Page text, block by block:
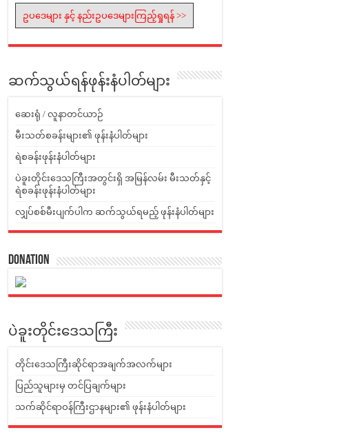
ဥပဒေများ နှင့် နည်းဥပဒေများကြည့်ရှုရန် >>
ဆက်သွယ်ရန်ဖုန်းနံပါတ်များ
ဆေးရုံ / လူနာတင်ယာဉ်
မီးသတ်စခန်းများ၏ ဖုန်းနံပါတ်များ
ရဲစခန်းဖုန်းနံပါတ်များ
ပဲခူးတိုင်းဒေသကြီးအတွင်းရှိ အမြန်လမ်း မီးသတ်နှင့်
ရဲစခန်းဖုန်းနံပါတ်များ
လျှပ်စစ်မီးပျက်ပါက ဆက်သွယ်ရမည့် ဖုန်းနံပါတ်များ
Donation
ပဲခူးတိုင်းဒေသကြီး
တိုင်းဒေသကြီးဆိုင်ရာအချက်အလက်များ
ပြည်သူများမှ တင်ပြချက်များ
သက်ဆိုင်ရာဝန်ကြီးဌာနများ၏ ဖုန်းနံပါတ်များ